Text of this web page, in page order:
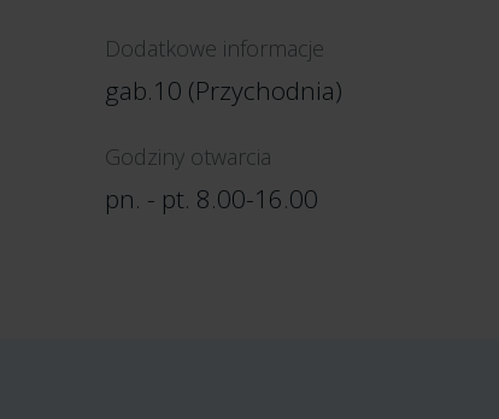
Dodatkowe informacje
gab.10 (Przychodnia)
Godziny otwarcia
pn. - pt. 8.00-16.00